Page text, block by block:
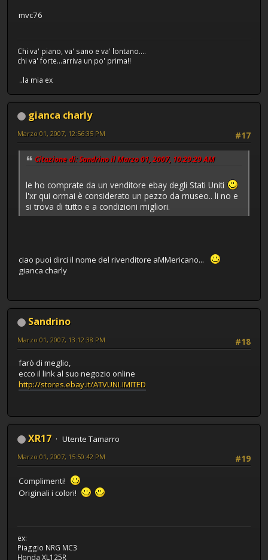
mvc76
Chi va' piano, va' sano e va' lontano....
chi va' forte...arriva un po' prima!!
..la mia ex
gianca charly
#17
Marzo 01, 2007, 12:56:35 PM
Citazione di: Sandrino il Marzo 01, 2007, 10:29:29 AM
le ho comprate da un venditore ebay degli Stati Uniti
l'xr qui ormai è considerato un pezzo da museo.. li no e
si trova di tutto e a condizioni migliori.
ciao puoi dirci il nome del rivenditore aMMericano...
gianca charly
Sandrino
#18
Marzo 01, 2007, 13:12:38 PM
farò di meglio,
ecco il link al suo negozio online
http://stores.ebay.it/ATVUNLIMITED
XR17
Utente Tamarro
#19
Marzo 01, 2007, 15:50:42 PM
Complimenti!
Originali i colori!
ex:
Piaggio NRG MC3
Honda XL125R